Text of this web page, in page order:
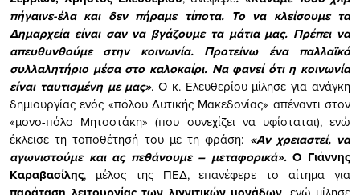
πήγαινε-έλα και δεν πήραμε τίποτα. Το να κλείσουμε τα
Δημαρχεία είναι σαν να βγάζουμε τα μάτια μας. Πρέπει να
απευθυνθούμε στην κοινωνία. Προτείνω ένα παλλαϊκό
συλλαλητήριο μέσα στο καλοκαίρι. Να φανεί ότι η κοινωνία
είναι ταυτισμένη με μας». Ο κ. Ελευθερίου μίλησε για ανάγκη
δημιουργίας ενός «πόλου Δυτικής Μακεδονίας» απέναντι στον
«μονο-πόλο Μητσοτάκη» (που συνεχίζει να υφίσταται), ενώ
έκλεισε τη τοποθέτησή του με τη φράση: «Αν χρειαστεί, να
αγωνιστούμε και ας πεθάνουμε – μεταφορικά».Ο Γιάννης
Καραβασίλης, μέλος της ΠΕΔ, επανέφερε το αίτημα για